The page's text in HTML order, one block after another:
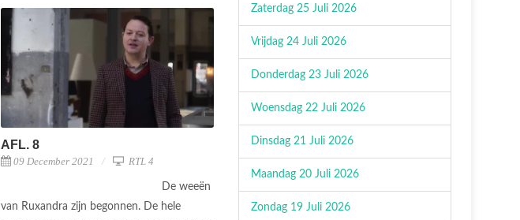
AFL. 8
09 December 2021 RTL 4
De weeën
van Ruxandra zijn begonnen. De hele
Zaterdag 25 Juli 2026
Vrijdag 24 Juli 2026
Donderdag 23 Juli 2026
Woensdag 22 Juli 2026
Dinsdag 21 Juli 2026
Maandag 20 Juli 2026
Zondag 19 Juli 2026